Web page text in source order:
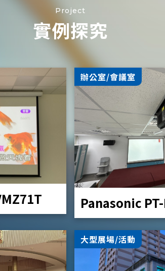
Project
實例探究
辦公室/會議室
Panasonic
大型展場/活動